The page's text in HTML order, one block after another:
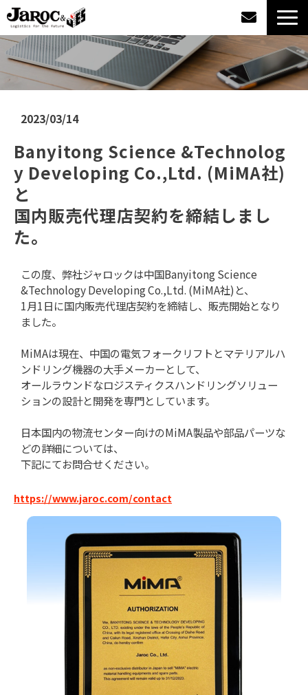
製品情報
導入事例
カタログダウンロード
ジャロックコラム
オンラインショップ
2023/03/14
Banyitong Science &Technolog
y Developing Co.,Ltd. (MiMA社)
と
国内販売代理店契約を締結しまし
た。
この度、弊社ジャロックは中国Banyitong Science
&Technology Developing Co.,Ltd. (MiMA社)と、
1月1日に国内販売代理店契約を締結し、販売開始となり
ました。
MiMAは現在、中国の電気フォークリフトとマテリアルハ
ンドリング機器の大手メーカーとして、
オールラウンドなロジスティクスハンドリングソリュー
ションの設計と開発を専門としています。
日本国内の物流センター向けのMiMA製品や部品パーツな
どの詳細については、
下記にてお問合せください。
https://www.jaroc.com/contact